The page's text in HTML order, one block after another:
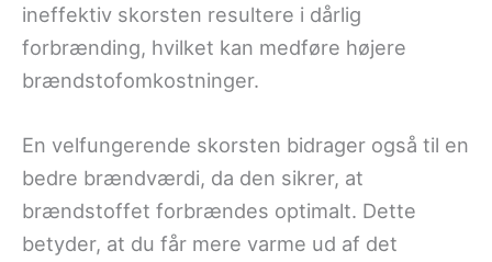
ineffektiv skorsten resultere i dårlig
forbrænding, hvilket kan medføre højere
brændstofomkostninger.
En velfungerende skorsten bidrager også til en
bedre brændværdi, da den sikrer, at
brændstoffet forbrændes optimalt. Dette
betyder, at du får mere varme ud af det